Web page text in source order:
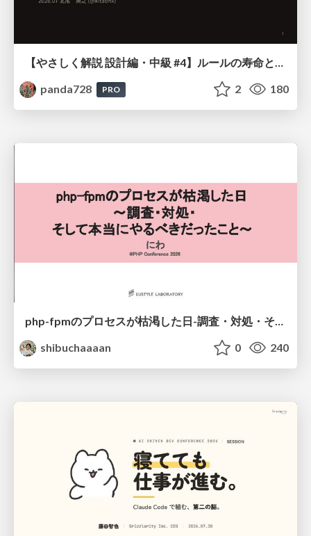
panda728
PRO 2 180
php-fpmのプロセスが枯渇した日-調査・対処・そして本当にやるべきだったこと-
shibuchaaaan
0 240